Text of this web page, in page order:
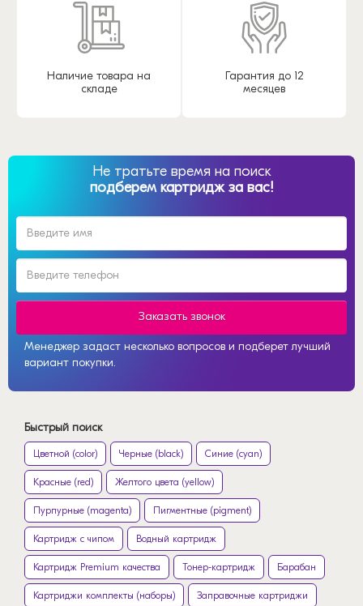
Наличие товара на
складе
Гарантия до 12
месяцев
Не тратьте время на поиск
подберем картридж за вас!
Заказать звонок
Менеджер задаст несколько вопросов и подберет лучший
вариант покупки.
Быстрый поиск
Цветной (color) Черные (black) Синие (cyan)
Красные (red) Желтого цвета (yellow)
Пурпурные (magenta) Пигментные (pigment)
Картридж с чипом Водный картридж
Картридж Premium качества Тонер-картридж Барабан
Картриджи комплекты (наборы) Заправочные картриджи